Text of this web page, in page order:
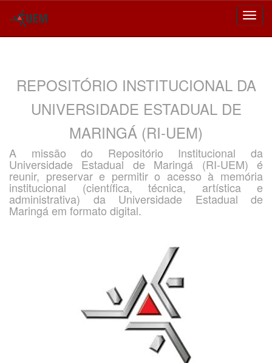
REPOSITÓRIO INSTITUCIONAL DA
UNIVERSIDADE ESTADUAL DE
MARINGÁ (RI-UEM)
A missão do Repositório Institucional da
Universidade Estadual de Maringá (RI-UEM) é
reunir, preservar e permitir o acesso à memória
institucional (científica, técnica, artística e
administrativa) da Universidade Estadual de
Maringá em formato digital.